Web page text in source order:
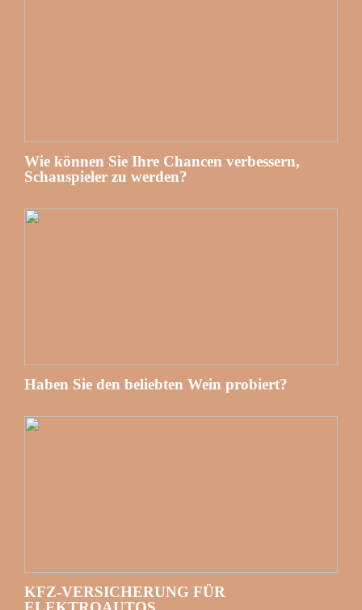
Wie können Sie Ihre Chancen verbessern,
Schauspieler zu werden?
Haben Sie den beliebten Wein probiert?
KFZ-VERSICHERUNG FÜR